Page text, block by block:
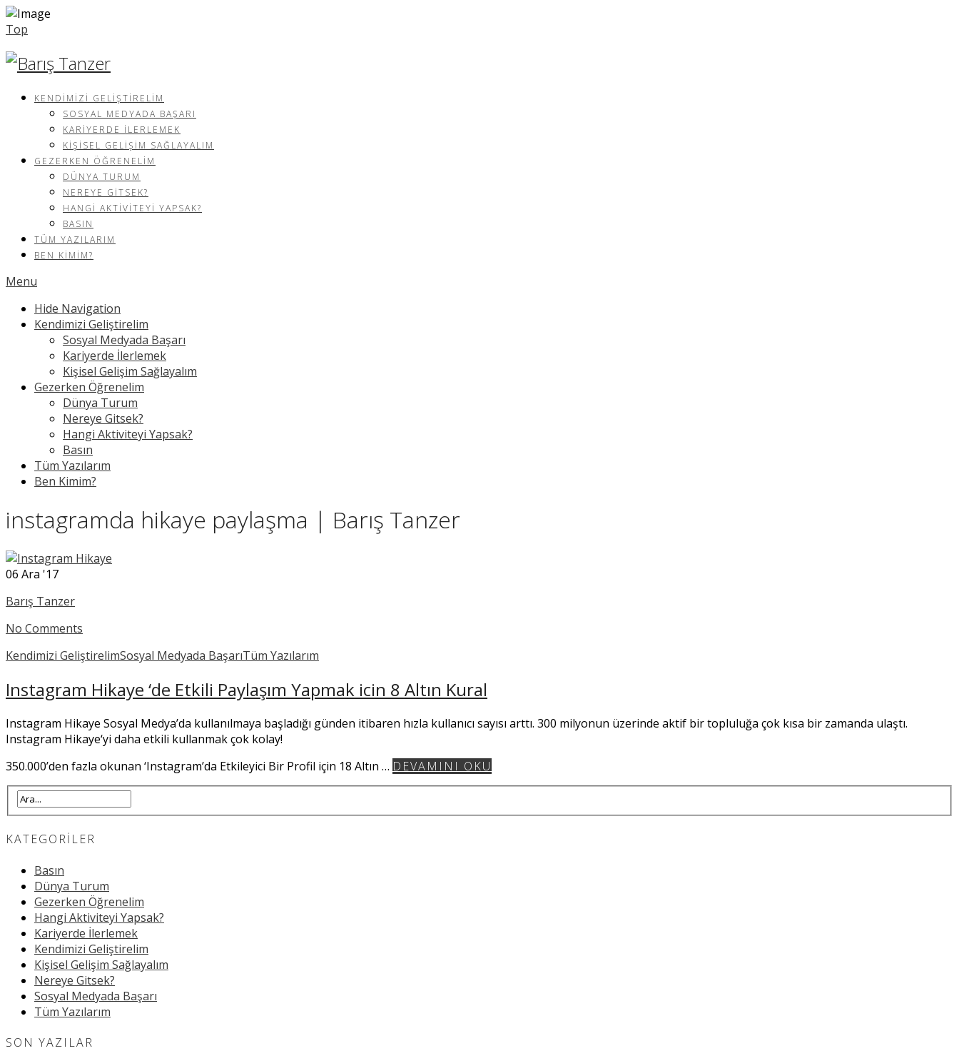
Top
KENDIMIZI GELIŞTIRELIM
SOSYAL MEDYADA BAŞARI
KARIYERDE İLERLEMEK
KIŞISEL GELIŞIM SAĞLAYALIM
GEZERKEN ÖĞRENELIM
DÜNYA TURUM
NEREYE GITSEK?
HANGI AKTIVITEYI YAPSAK?
BASIN
TÜM YAZILARIM
BEN KIMIM?
Menu
Hide Navigation
Kendimizi Geliştirelim
Sosyal Medyada Başarı
Kariyerde İlerlemek
Kişisel Gelişim Sağlayalım
Gezerken Öğrenelim
Dünya Turum
Nereye Gitsek?
Hangi Aktiviteyi Yapsak?
Basın
Tüm Yazılarım
Ben Kimim?
instagramda hikaye paylaşma | Barış Tanzer
06 Ara '17
Barış Tanzer
No Comments
Kendimizi GeliştirelimSosyal Medyada BaşarıTüm Yazılarım
Instagram Hikaye ‘de Etkili Paylaşım Yapmak icin 8 Altın Kural
Instagram Hikaye Sosyal Medya’da kullanılmaya başladığı günden itibaren hızla kullanıcı sayısı arttı. 300 milyonun üzerinde aktif bir topluluğa çok kısa bir zamanda ulaştı.
Instagram Hikaye‘yi daha etkili kullanmak çok kolay!
350.000’den fazla okunan ‘Instagram’da Etkileyici Bir Profil için 18 Altın … DEVAMINI OKU
KATEGORILER
Basın
Dünya Turum
Gezerken Öğrenelim
Hangi Aktiviteyi Yapsak?
Kariyerde İlerlemek
Kendimizi Geliştirelim
Kişisel Gelişim Sağlayalım
Nereye Gitsek?
Sosyal Medyada Başarı
Tüm Yazılarım
SON YAZILAR